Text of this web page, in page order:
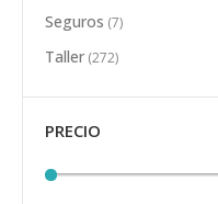
Seguros (7)
Taller (272)
PRECIO